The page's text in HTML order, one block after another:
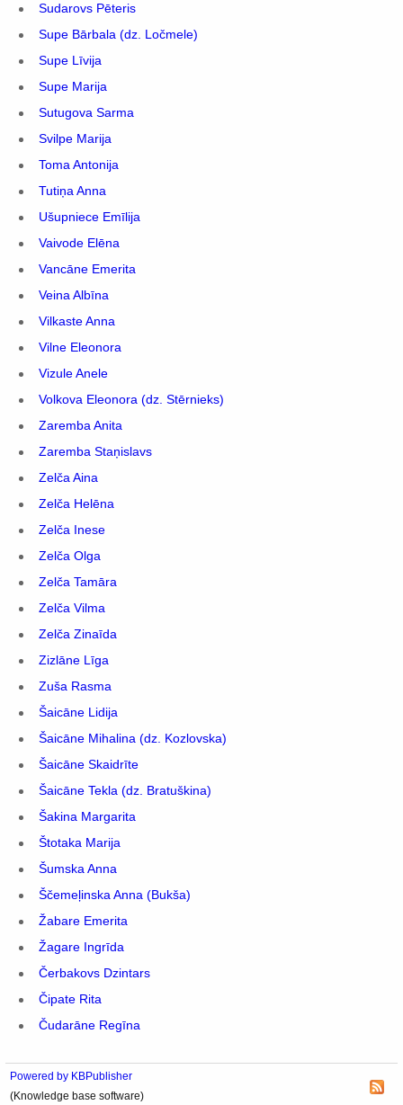
Sudarovs Pēteris
Supe Bārbala (dz. Ločmele)
Supe Līvija
Supe Marija
Sutugova Sarma
Svilpe Marija
Toma Antonija
Tutiņa Anna
Ušupniece Emīlija
Vaivode Elēna
Vancāne Emerita
Veina Albīna
Vilkaste Anna
Vilne Eleonora
Vizule Anele
Volkova Eleonora (dz. Stērnieks)
Zaremba Anita
Zaremba Staņislavs
Zelča Aina
Zelča Helēna
Zelča Inese
Zelča Olga
Zelča Tamāra
Zelča Vilma
Zelča Zinaīda
Zizlāne Līga
Zuša Rasma
Šaicāne Lidija
Šaicāne Mihalina (dz. Kozlovska)
Šaicāne Skaidrīte
Šaicāne Tekla (dz. Bratuškina)
Šakina Margarita
Štotaka Marija
Šumska Anna
Ščemeļinska Anna (Bukša)
Žabare Emerita
Žagare Ingrīda
Čerbakovs Dzintars
Čipate Rita
Čudarāne Regīna
Powered by KBPublisher
(Knowledge base software)